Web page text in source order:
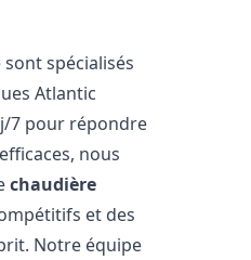
spécialisés
Atlantic
7 pour répondre
nous
chaudière
et des
Notre équipe